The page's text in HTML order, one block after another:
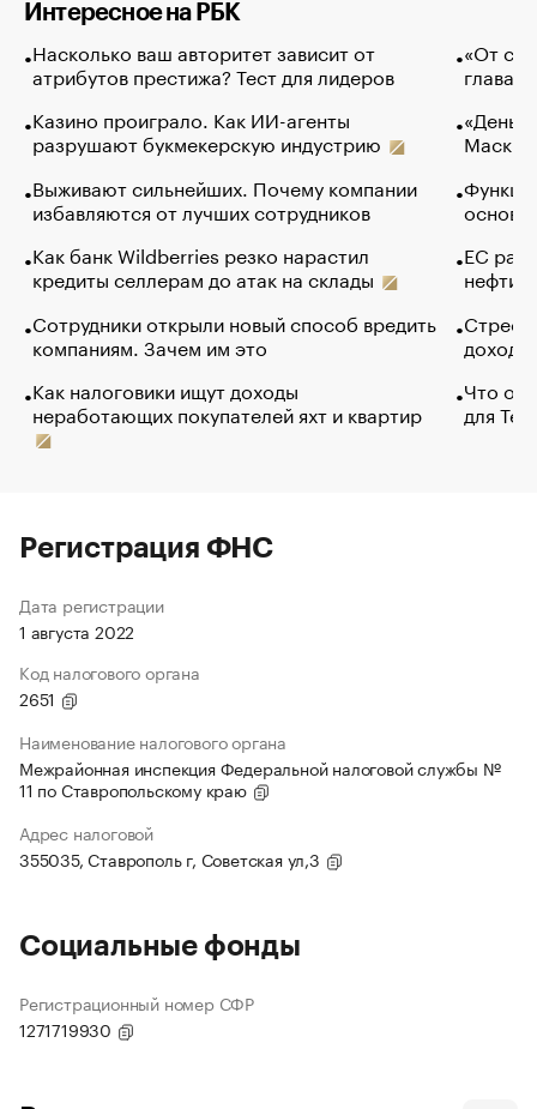
Интересное на РБК
Насколько ваш авторитет зависит от
атрибутов престижа? Тест для лидеров
Казино проиграло. Как ИИ-агенты
разрушают букмекерскую индустрию
Выживают сильнейших. Почему компании
избавляются от лучших сотрудников
Как банк Wildberries резко нарастил
кредиты селлерам до атак на склады
Сотрудники открыли новый способ вредить
компаниям. Зачем им это
Как налоговики ищут доходы
неработающих покупателей яхт и квартир
«От
глава
Маск в
основ
ЕС
нефти
Что
для
Регистрация ФНС
Дата регистрации
1 августа 2022
Код налогового органа
2651
Наименование налогового органа
Межрайонная инспекция Федеральной налоговой службы №
11 по Ставропольскому краю
Адрес налоговой
355035, Ставрополь г, Советская ул,3
Социальные фонды
Регистрационный номер СФР
1271719930